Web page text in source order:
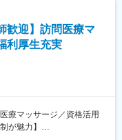
。
行います。
を行います。
を各医療現場に搬送する
す。
歓迎】訪問医療マ
利厚生充実
療マッサージ／資格活用
が魅力】